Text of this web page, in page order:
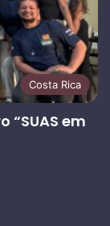
Costa Rica
em